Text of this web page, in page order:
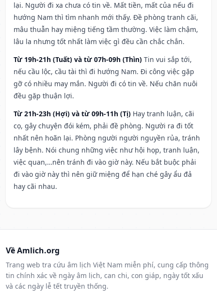
lại. Người đi xa chưa có tin về. Mất tiền, mất của nếu đi
hướng Nam thì tìm nhanh mới thấy. Đề phòng tranh cãi,
mâu thuẫn hay miệng tiếng tầm thường. Việc làm chậm,
lâu la nhưng tốt nhất làm việc gì đều cần chắc chắn.
Từ 19h-21h (Tuất) và từ 07h-09h (Thìn) Tin vui sắp tới,
nếu cầu lộc, cầu tài thì đi hướng Nam. Đi công việc gặp
gỡ có nhiều may mắn. Người đi có tin về. Nếu chăn nuôi
đều gặp thuận lợi.
Từ 21h-23h (Hợi) và từ 09h-11h (Tị) Hay tranh luận, cãi
cọ, gây chuyện đói kém, phải đề phòng. Người ra đi tốt
nhất nên hoãn lại. Phòng người người nguyền rủa, tránh
lây bệnh. Nói chung những việc như hội họp, tranh luận,
việc quan,…nên tránh đi vào giờ này. Nếu bắt buộc phải
đi vào giờ này thì nên giữ miệng để hạn ché gây ẩu đả
hay cãi nhau.
Về Amlich.org
Trang web tra cứu âm lịch Việt Nam miễn phí, cung cấp thông
tin chính xác về ngày âm lịch, can chi, con giáp, ngày tốt xấu
và các ngày lễ tết truyền thống.